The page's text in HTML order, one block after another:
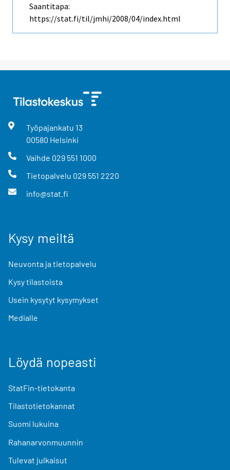
Saantitapa:
https://stat.fi/til/jmhi/2008/04/index.html
Työpajankatu 13
00580 Helsinki
Vaihde 029 551 1000
Tietopalvelu 029 551 2220
info@stat.fi
Kysy meiltä
Neuvonta ja tietopalvelu
Kysy tilastoista
Usein kysytyt kysymykset
Medialle
Löydä nopeasti
StatFin-tietokanta
Tilastotietokannat
Suomi lukuina
Rahanarvonmuunnin
Tulevat julkaisut